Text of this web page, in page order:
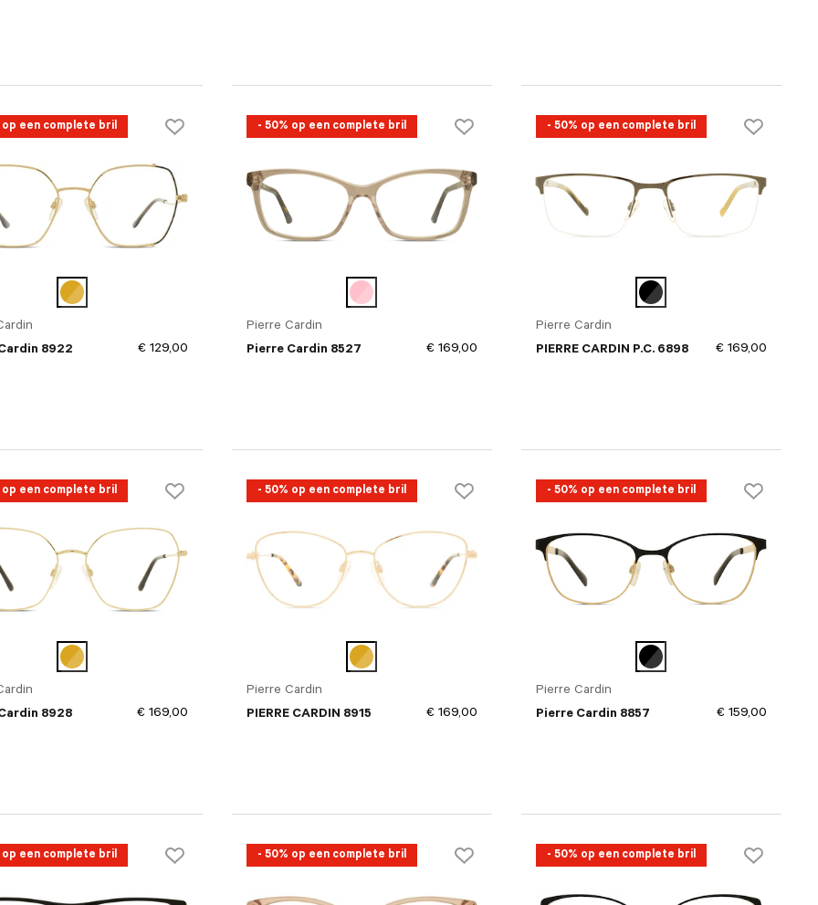
op een complete bril
8922
€ 129,00
- 50% op een complete bril
Pierre Cardin
Pierre Cardin 8527
€ 169,00
- 50% op een complete bril
Pierre Cardin
PIERRE CARDIN P.C. 6898
€ 169,00
op een complete bril
8928
€ 169,00
- 50% op een complete bril
Pierre Cardin
PIERRE CARDIN 8915
€ 169,00
- 50% op een complete bril
Pierre Cardin
Pierre Cardin 8857
€ 159,00
op een complete bril - 50% op een complete bril - 50% op een complete bril